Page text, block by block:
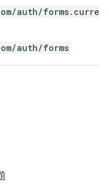
auth/forms.curre
auth/forms